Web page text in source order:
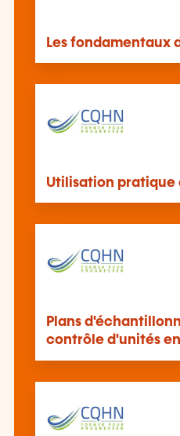
Les fondamentaux
Utilisation pratique
Plans
contrôle d'unités